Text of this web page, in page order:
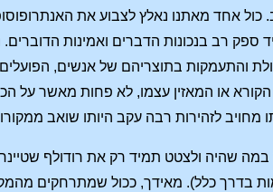
אחד מאתנו נאלץ לצבוע את
ספק רב בנכונות הדברים ואמינות
והתעמקות בתוצריהם של אנשים,
או המאזין עצמו, לא פחות מאשר על
מחויב לזהירות רבה עקב היותו שואב
שהיה ולצטט תמיד רק את רודולף
בדרך כלל). מאידך, ככול שמתרחקים